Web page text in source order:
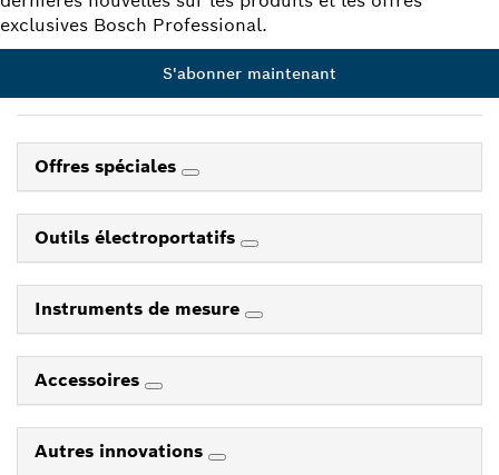
exclusives Bosch Professional.
S'abonner maintenant
Offres spéciales
Outils électroportatifs
Instruments de mesure
Accessoires
Autres innovations